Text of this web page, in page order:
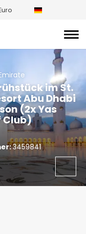
im St.
Abu Dhabi
(2x Yas
Club)
3459841